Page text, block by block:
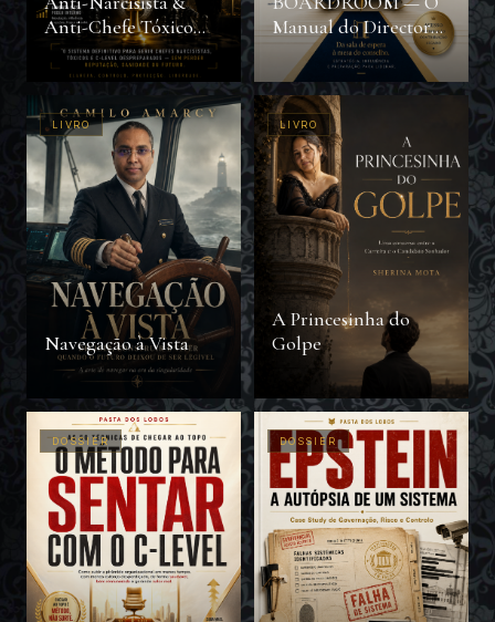
Anti-Chefe Tóxico
com IA
Manual do Director
Moderno
LIVRO
Navegação à Vista
LIVRO
A Princesinha do
Golpe
DOSSIER DOSSIER